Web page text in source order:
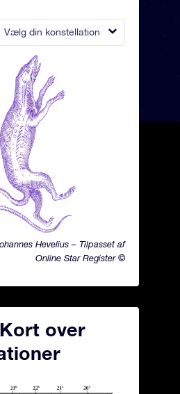
Vælg din konstellation
Hevelius – Tilpasset af
Online Star Register ©
over